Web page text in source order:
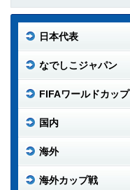
日本代表
なでしこジャパン
FIFAワールドカップ
国内
海外
海外カップ戦